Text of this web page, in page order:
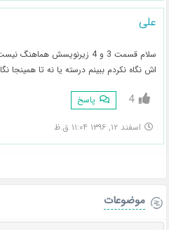
علی
سلام قسمت 3 و 4 زیرنویسش
اش نگاه نکردم ببینم درسته یا نه تا همینجا
4 پاسخ
اسفند ۱۲, ۱۳۹۶ ۱۱:۰۴ ق.ظ
موضوعات